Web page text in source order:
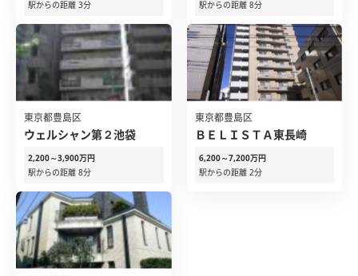
駅からの距離 3分 駅からの距離 8分
東京都豊島区
ウェルシャン第２池袋
2,200～3,900万円
駅からの距離 8分
東京都豊島区
ＢＥＬＩＳＴＡ東長崎
6,200～7,200万円
駅からの距離 2分